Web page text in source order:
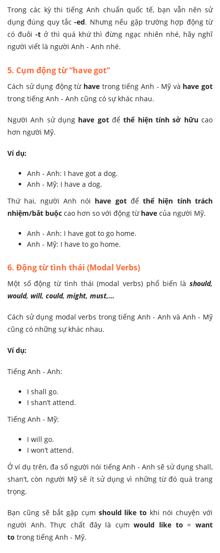
Trong các kỳ thi tiếng Anh chuẩn quốc tế, bạn vẫn nên sử
dụng đúng quy tắc-ed. Nhưng nếu gặp trường hợp động từ
có đuôi -tở thì quá khứ thì đừng ngạc nhiên nhé, hãy nghĩ
người viết là người Anh - Anh nhé.
5. Cụm động từ “have got”
Cách sử dụng động từ have trong tiếng Anh - Mỹ và have got
trong tiếng Anh - Anh cũng có sự khác nhau.
Người Anh sử dụng have gotđể thể hiện tính sở hữucao
hơn người Mỹ.
Ví dụ:
Anh - Anh: I have got a dog.
Anh - Mỹ: I have a dog.
Thứ hai, người Anh nói have gotđểthể hiện tính trách
nhiệm/bắt buộc cao hơn so với động từ have của người Mỹ.
Anh - Anh: I have got to go home.
Anh - Mỹ: I have to go home.
6. Động từ tình thái (Modal Verbs)
Một số động từ tình thái (modal verbs) phổ biến là should,
would, will, could, might, must,...
Cách sử dụng modal verbs trong tiếng Anh - Anh và Anh - Mỹ
cũng có những sự khác nhau.
Ví dụ:
Tiếng Anh - Anh:
I shall go.
I shan’t attend.
Tiếng Anh - Mỹ:
I will go.
I won’t attend.
Ở ví dụ trên, đa số người nói tiếng Anh - Anh sẽ sử dụng shall,
shan’t, còn người Mỹ sẽ ít sử dụng vì những từ đó quá trang
trọng.
Bạn cũng sẽ bắt gặp cụm should like to khi nói chuyện với
người Anh. Thực chất đây là cụmwould like to = want
to trong tiếng Anh - Mỹ.